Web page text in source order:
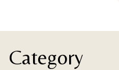
Category